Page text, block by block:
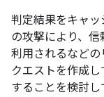
判定結果をキャ
の攻撃により、
利用されるなどの
クエストを作成
することを検討